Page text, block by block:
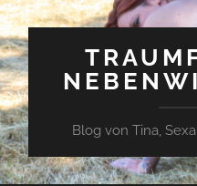
Blog von Tina,